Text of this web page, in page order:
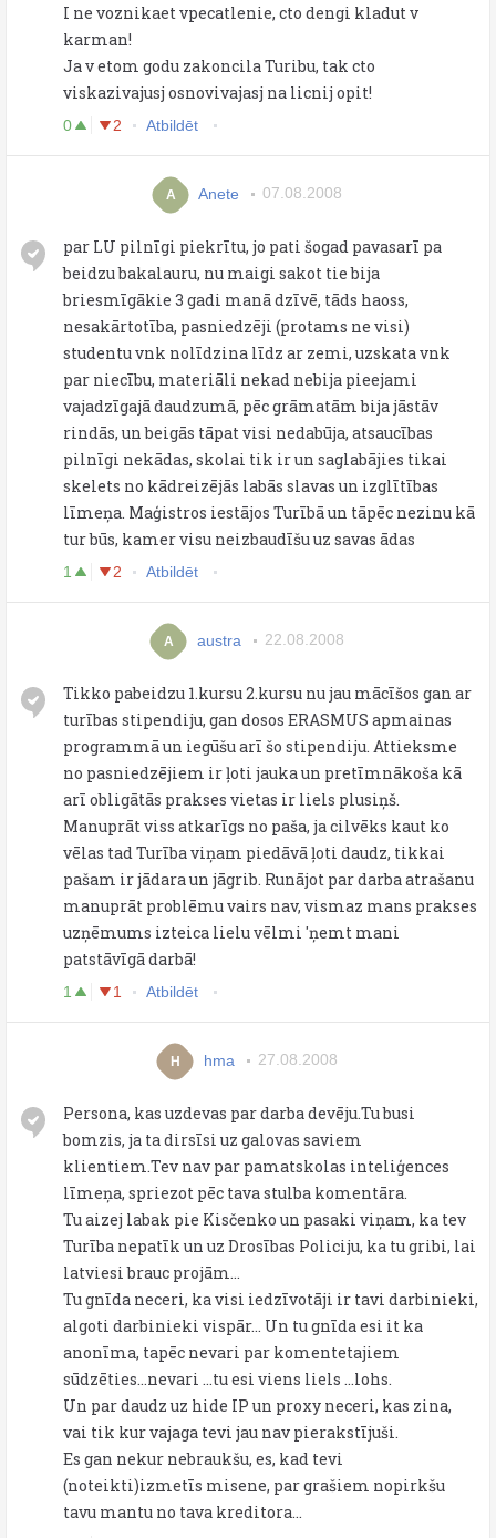
I ne voznikaet vpecatlenie, cto dengi kladut v
karman!
Ja v etom godu zakoncila Turibu, tak cto
viskazivajusj osnovivajasj na licnij opit!
0 2 Atbildēt
A Anete 07.08.2008
par LU pilnīgi piekrītu, jo pati šogad pavasarī pa
beidzu bakalauru, nu maigi sakot tie bija
briesmīgākie 3 gadi manā dzīvē, tāds haoss,
nesakārtotība, pasniedzēji (protams ne visi)
studentu vnk nolīdzina līdz ar zemi, uzskata vnk
par niecību, materiāli nekad nebija pieejami
vajadzīgajā daudzumā, pēc grāmatām bija jāstāv
rindās, un beigās tāpat visi nedabūja, atsaucības
pilnīgi nekādas, skolai tik ir un saglabājies tikai
skelets no kādreizējās labās slavas un izglītības
līmeņa. Maģistros iestājos Turībā un tāpēc nezinu kā
tur būs, kamer visu neizbaudīšu uz savas ādas
1 2 Atbildēt
A austra 22.08.2008
Tikko pabeidzu 1.kursu 2.kursu nu jau mācīšos gan ar
turības stipendiju, gan dosos ERASMUS apmainas
programmā un iegūšu arī šo stipendiju. Attieksme
no pasniedzējiem ir ļoti jauka un pretīmnākoša kā
arī obligātās prakses vietas ir liels plusiņš.
Manuprāt viss atkarīgs no paša, ja cilvēks kaut ko
vēlas tad Turība viņam piedāvā ļoti daudz, tikkai
pašam ir jādara un jāgrib. Runājot par darba atrašanu
manuprāt problēmu vairs nav, vismaz mans prakses
uzņēmums izteica lielu vēlmi 'ņemt mani
patstāvīgā darbā!
1 1 Atbildēt
H hma 27.08.2008
Persona, kas uzdevas par darba devēju.Tu busi
bomzis, ja ta dirsīsi uz galovas saviem
klientiem.Tev nav par pamatskolas inteliģences
līmeņa, spriezot pēc tava stulba komentāra.
Tu aizej labak pie Kisčenko un pasaki viņam, ka tev
Turība nepatīk un uz Drosības Policiju, ka tu gribi, lai
latviesi brauc projām...
Tu gnīda neceri, ka visi iedzīvotāji ir tavi darbinieki,
algoti darbinieki vispār... Un tu gnīda esi it ka
anonīma, tapēc nevari par komentetajiem
sūdzēties...nevari ...tu esi viens liels ...lohs.
Un par daudz uz hide IP un proxy neceri, kas zina,
vai tik kur vajaga tevi jau nav pierakstījuši.
Es gan nekur nebraukšu, es, kad tevi
(noteikti)izmetīs misene, par grašiem nopirkšu
tavu mantu no tava kreditora...